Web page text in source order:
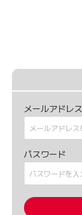
メールアドレス
パスワード